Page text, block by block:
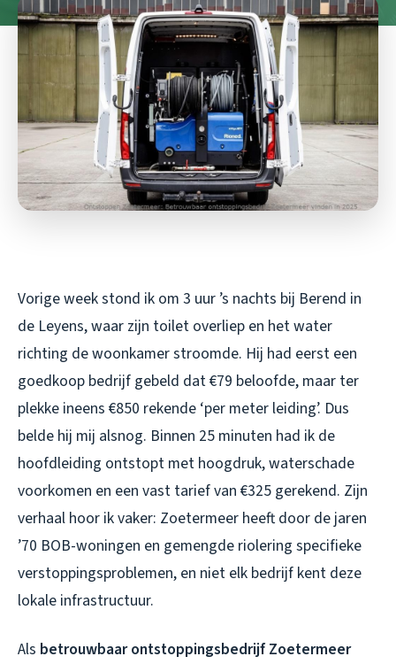
Vorige week stond ik om 3 uur ’s nachts bij Berend in
de Leyens, waar zijn toilet overliep en het water
richting de woonkamer stroomde. Hij had eerst een
goedkoop bedrijf gebeld dat €79 beloofde, maar ter
plekke ineens €850 rekende ‘per meter leiding’. Dus
belde hij mij alsnog. Binnen 25 minuten had ik de
hoofdleiding ontstopt met hoogdruk, waterschade
voorkomen en een vast tarief van €325 gerekend. Zijn
verhaal hoor ik vaker: Zoetermeer heeft door de jaren
’70 BOB-woningen en gemengde riolering specifieke
verstoppingsproblemen, en niet elk bedrijf kent deze
lokale infrastructuur.
Als betrouwbaar ontstoppingsbedrijf Zoetermeer